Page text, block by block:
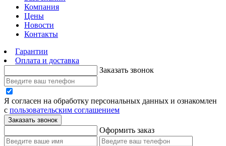
Компания
Цены
Новости
Контакты
Гарантии
Оплата и доставка
Заказать звонок
Я согласен на обработку персональных данных и ознакомлен
с пользовательским соглашением
Заказать звонок
Оформить заказ